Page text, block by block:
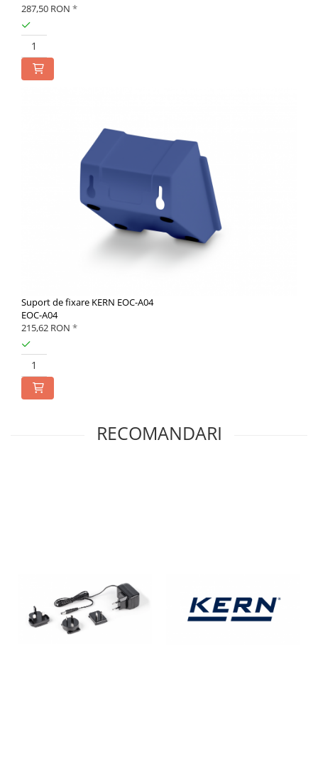
Standuri Stereomicroscoape
Unitate contrast de faza
Unitate fluorescenta
Unitate polarizare
287,50 RON *
Suport de fixare KERN EOC-A04
EOC-A04
215,62 RON *
RECOMANDARI